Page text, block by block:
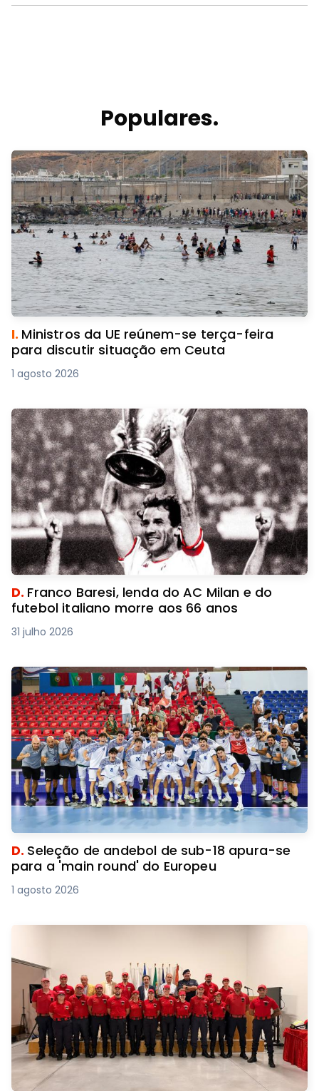
Populares.
I. Ministros da UE reúnem-se terça-feira
para discutir situação em Ceuta
1 agosto 2026
D. Franco Baresi, lenda do AC Milan e do
futebol italiano morre aos 66 anos
31 julho 2026
D. Seleção de andebol de sub-18 apura-se
para a 'main round' do Europeu
1 agosto 2026